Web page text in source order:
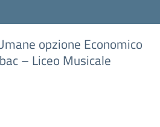
opzione Economico
– Liceo Musicale